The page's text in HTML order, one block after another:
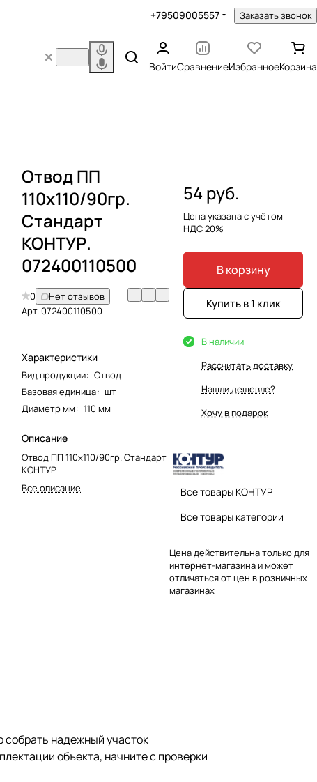
+79509005557 Заказать звонок
ВойтиСравнениеИзбранноеКорзина
Отвод ПП
110х110/90гр.
Стандарт
КОНТУР.
072400110500
0
Нет отзывов
Арт.072400110500
Характеристики
Вид продукции: Отвод
Базовая единица: шт
Диаметр мм: 110 мм
Описание
Отвод ПП 110х110/90гр. Стандарт
КОНТУР
Все описание
54 руб.
Цена указана с учётом
НДС 20%
В корзину
Купить в 1 клик
В наличии
Рассчитать доставку
Нашли дешевле?
Хочу в подарок
Все товары КОНТУР
Все товары категории
Цена действительна только для
интернет-магазина и может
отличаться от цен в розничных
магазинах
надежный участок
объекта, начните с проверки